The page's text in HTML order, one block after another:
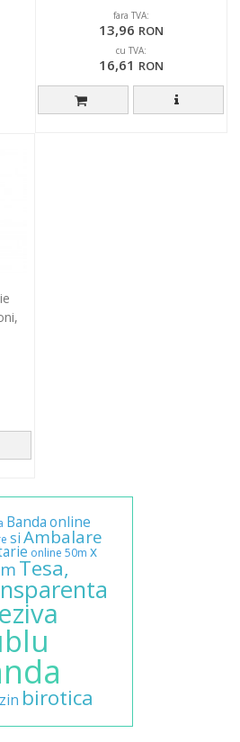
fara TVA:
13,96 RON
cu TVA:
16,61 RON
Bandaonline
siAmbalare
online 50m x
Tesa,
birotica